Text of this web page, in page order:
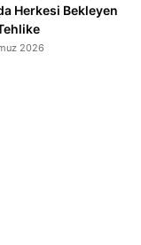
Herkesi Bekleyen
2026